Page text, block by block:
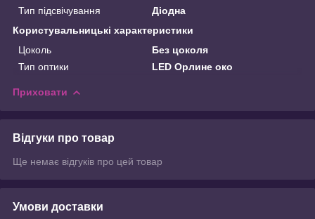
Тип підсвічування
Діодна
Користувальницькі характеристики
Цоколь
Без цоколя
Тип оптики
LED Орлине око
Приховати
Відгуки про товар
Ще немає відгуків про цей товар
Умови доставки